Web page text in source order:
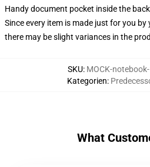
Handy document pocket inside the
Since every item is made just for you
there may be slight variances in the
SKU: MOCK-
Kategorien:
What